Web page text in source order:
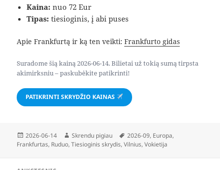
Kaina: nuo 72 Eur
Tipas: tiesioginis, į abi puses
Apie Frankfurtą ir ką ten veikti:Frankfurto gidas
Suradome šią kainą 2026-06-14. Bilietai už tokią sumą tirpsta
akimirksniu – paskubėkite patikrinti!
PATIKRINTI SKRYDŽIO KAINAS
Paskelbta
2026-06-14 Autorius
Skrendu pigiau Žymos
2026-09, Europa,
Frankfurtas, Ruduo,Tiesioginis skrydis,Vilnius,Vokietija